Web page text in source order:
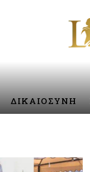
ΔΙΚΑΙΟΣΥΝΗ